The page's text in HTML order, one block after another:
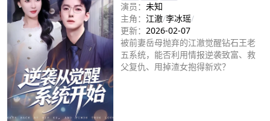
演员： 未知
主角： 江澈/李冰瑶/
更新： 2026-02-07
被前妻岳母抛弃的江澈觉醒钻石王老
五系统，能否利用情报逆袭致富、救
父复仇、甩掉渣女抱得新欢？